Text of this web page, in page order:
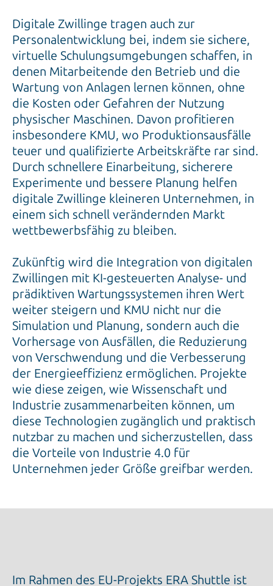
Digitale Zwillinge tragen auch zur
Personalentwicklung bei, indem sie sichere,
virtuelle Schulungsumgebungen schaffen, in
denen Mitarbeitende den Betrieb und die
Wartung von Anlagen lernen können, ohne
die Kosten oder Gefahren der Nutzung
physischer Maschinen. Davon profitieren
insbesondere KMU, wo Produktionsausfälle
teuer und qualifizierte Arbeitskräfte rar sind.
Durch schnellere Einarbeitung, sicherere
Experimente und bessere Planung helfen
digitale Zwillinge kleineren Unternehmen, in
einem sich schnell verändernden Markt
wettbewerbsfähig zu bleiben.
Zukünftig wird die Integration von digitalen
Zwillingen mit KI-gesteuerten Analyse- und
prädiktiven Wartungssystemen ihren Wert
weiter steigern und KMU nicht nur die
Simulation und Planung, sondern auch die
Vorhersage von Ausfällen, die Reduzierung
von Verschwendung und die Verbesserung
der Energieeffizienz ermöglichen. Projekte
wie diese zeigen, wie Wissenschaft und
Industrie zusammenarbeiten können, um
diese Technologien zugänglich und praktisch
nutzbar zu machen und sicherzustellen, dass
die Vorteile von Industrie 4.0 für
Unternehmen jeder Größe greifbar werden.
Im Rahmen des EU-Projekts ERA Shuttle ist